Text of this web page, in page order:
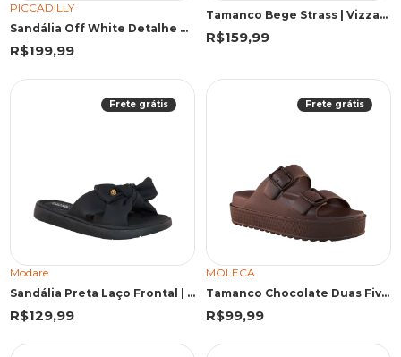
PICCADILLY
Sandália Off White Detalhe Nó | Piccadilly
R$199,99
Tamanco Bege Strass | Vizzano
R$159,99
Frete grátis
Modare
Sandália Preta Laço Frontal | Modare
R$129,99
Frete grátis
MOLECA
Tamanco Chocolate Duas Fivelas | Moleca
R$99,99